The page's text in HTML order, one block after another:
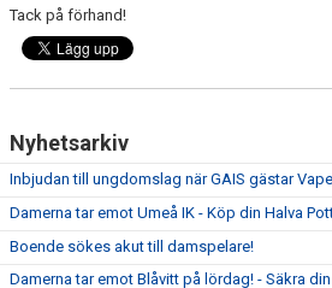
INTERSPORT
ISSA ISKANDERS MINNESFOND
BLÅ TRÅDEN
HFF´S VÄRDEGRUND
Tack på förhand!
Nyhetsarkiv
Inbjudan till ungdomslag när GAIS gästar
Damerna tar emot Umeå IK - Köp din Halva
Boende sökes akut till damspelare!
Damerna tar emot Blåvitt på lördag! - Säkra